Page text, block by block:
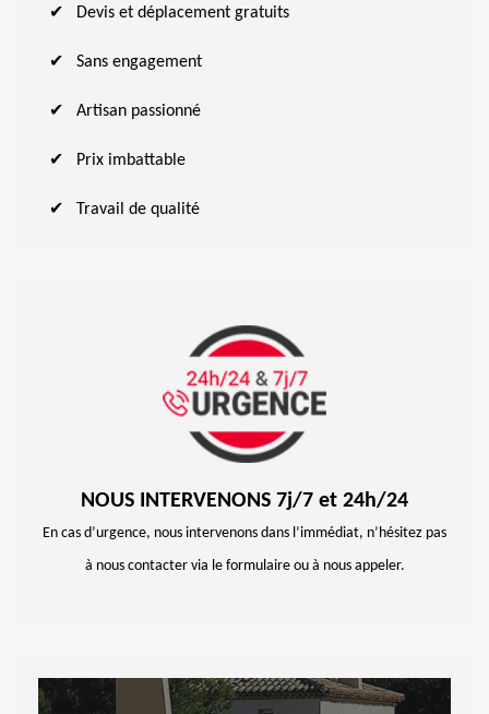
Devis et déplacement gratuits
Sans engagement
Artisan passionné
Prix imbattable
Travail de qualité
NOUS INTERVENONS 7j/7 et 24h/24
En cas d’urgence, nous intervenons dans l’immédiat, n’hésitez pas
à nous contacter via le formulaire ou à nous appeler.